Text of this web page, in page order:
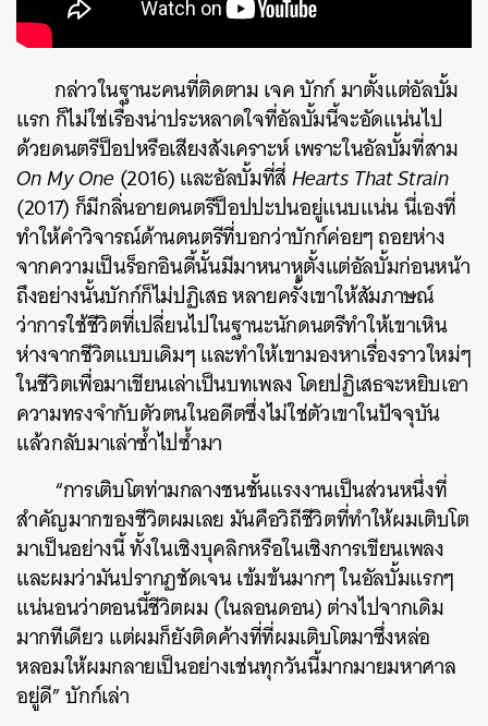
กล่าวในฐานะคนที่ติดตาม เจค บักก์ มาตั้งแต่อัลบั้ม
แรก ก็ไม่ใช่เรื่องน่าประหลาดใจที่อัลบั้มนี้จะอัดแน่นไป
ด้วยดนตรีป็อปหรือเสียงสังเคราะห์ เพราะในอัลบั้มที่สาม
On My One (2016) และอัลบั้มที่สี่Hearts That Strain
(2017) ก็มีกลิ่นอายดนตรีป็อปปะปนอยู่แนบแน่น นี่เองที่
ทำให้คำวิจารณ์ด้านดนตรีที่บอกว่าบักก์ค่อยๆ ถอยห่าง
จากความเป็นร็อกอินดี้นั้นมีมาหนาหูตั้งแต่อัลบั้มก่อนหน้า
ถึงอย่างนั้นบักก์ก็ไม่ปฏิเสธ หลายครั้งเขาให้สัมภาษณ์
ว่าการใช้ชีวิตที่เปลี่ยนไปในฐานะนักดนตรีทำให้เขาเหิน
ห่างจากชีวิตแบบเดิมๆ และทำให้เขามองหาเรื่องราวใหม่ๆ
ในชีวิตเพื่อมาเขียนเล่าเป็นบทเพลง โดยปฏิเสธจะหยิบเอา
ความทรงจำกับตัวตนในอดีตซึ่งไม่ใช่ตัวเขาในปัจจุบัน
แล้วกลับมาเล่าซ้ำไปซ้ำมา
“การเติบโตท่ามกลางชนชั้นแรงงานเป็นส่วนหนึ่งที่
สำคัญมากของชีวิตผมเลย มันคือวิถีชีวิตที่ทำให้ผมเติบโต
มาเป็นอย่างนี้ ทั้งในเชิงบุคลิกหรือในเชิงการเขียนเพลง
และผมว่ามันปรากฏชัดเจน เข้มข้นมากๆ ในอัลบั้มแรกๆ
แน่นอนว่าตอนนี้ชีวิตผม (ในลอนดอน) ต่างไปจากเดิม
มากทีเดียว แต่ผมก็ยังติดค้างที่ที่ผมเติบโตมาซึ่งหล่อ
หลอมให้ผมกลายเป็นอย่างเช่นทุกวันนี้มากมายมหาศาล
อยู่ดี” บักก์เล่า